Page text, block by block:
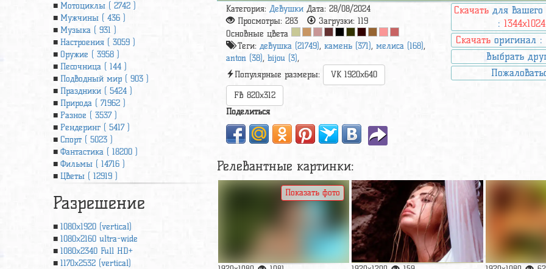
Мотоциклы ( 2742 )
Мужчины ( 436 )
Музыка ( 931 )
Настроения ( 3059 )
Оружие ( 3958 )
Песочница ( 144 )
Подводный мир ( 903 )
Праздники ( 5424 )
Природа ( 71962 )
Разное ( 3537 )
Рендеринг ( 5417 )
Спорт ( 5023 )
Фантастика ( 18200 )
Фильмы ( 14716 )
Цветы ( 12919 )
Разрешение
1080x1920 (vertical)
1080x2160 ultra-wide
1080x2340 Full HD+
1170x2532 (vertical)
Категория:Девушки Дата: 28/08/2024
Просмотры:283 Загрузки:119
Основные цвета
Теги:девушка (21749),камень (371),мелиса (168),
anton (38),bijou (3),
Популярные размеры:
VK 1920x640
FB 820x312
Скачать для
:1344x1024
Скачать оригинал :
Выбрать
Поделиться
Релевантные картинки:
Показать фото